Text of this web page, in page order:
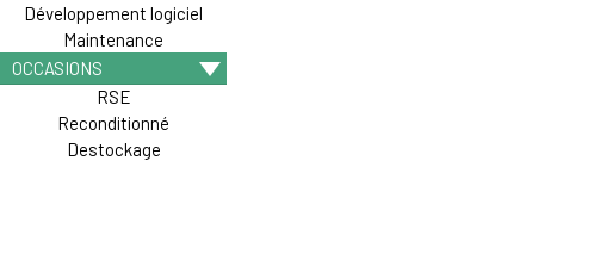
Développement logiciel
Maintenance
OCCASIONS
RSE
Reconditionné
Destockage